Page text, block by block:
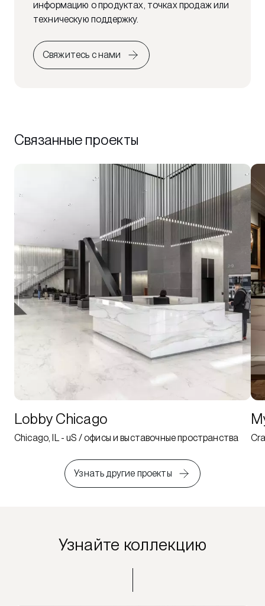
информацию о продуктах, точках продаж или
техническую поддержку.
Свяжитесь с нами
Связанные проекты
Lobby Chicago
Chicago, IL - uS / офисы и выставочные пространства
Узнать другие проекты
Узнайте коллекцию